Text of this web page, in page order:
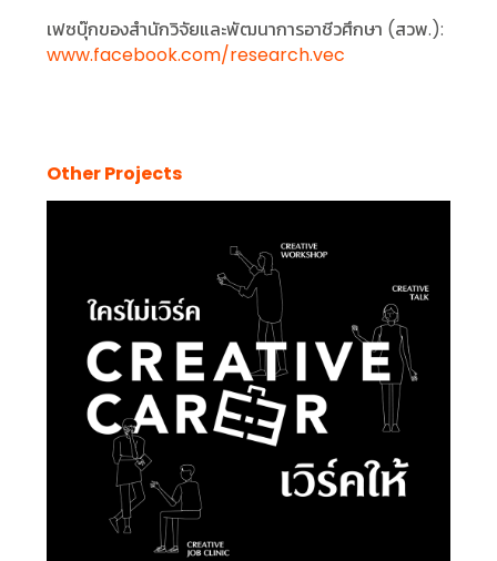
เฟซบุ๊กของสำนักวิจัยและพัฒนาการอาชีวศึกษา (สวพ.):
www.facebook.com/research.vec
Other Projects